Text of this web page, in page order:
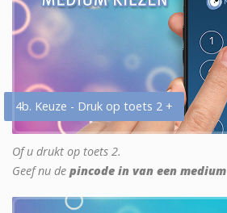
4b. Keuze - Druk op toets 2 +
Of u drukt op toets 2.
Geef nu de pincode in van een medium